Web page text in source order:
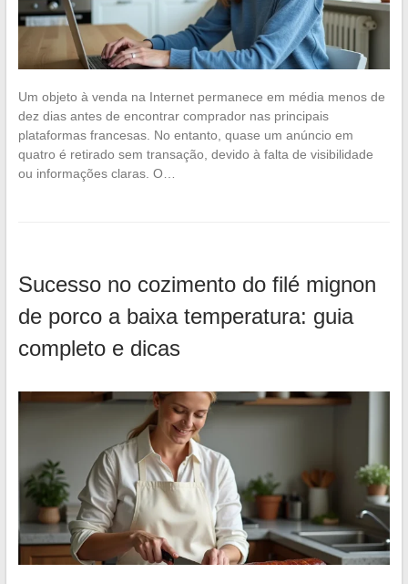
Um objeto à venda na Internet permanece em média menos de
dez dias antes de encontrar comprador nas principais
plataformas francesas. No entanto, quase um anúncio em
quatro é retirado sem transação, devido à falta de visibilidade
ou informações claras. O…
Sucesso no cozimento do filé mignon
de porco a baixa temperatura: guia
completo e dicas